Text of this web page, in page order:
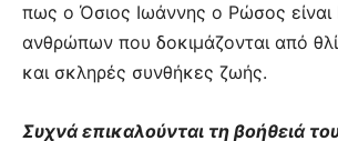
πως ο Όσιος Ιωάννης ο Ρώσος είναι
ανθρώπων που δοκιμάζονται από
και σκληρές συνθήκες ζωής.
Συχνά επικαλούνται τη βοήθειά